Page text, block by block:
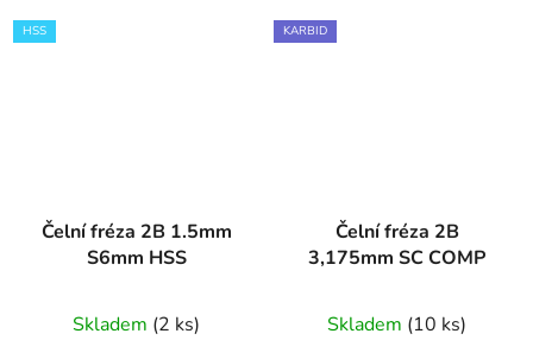
HSS
Čelní fréza 2B 1.5mm
S6mm HSS
Skladem (2 ks)
KARBID
Čelní fréza 2B
3,175mm SC COMP
Skladem (10 ks)